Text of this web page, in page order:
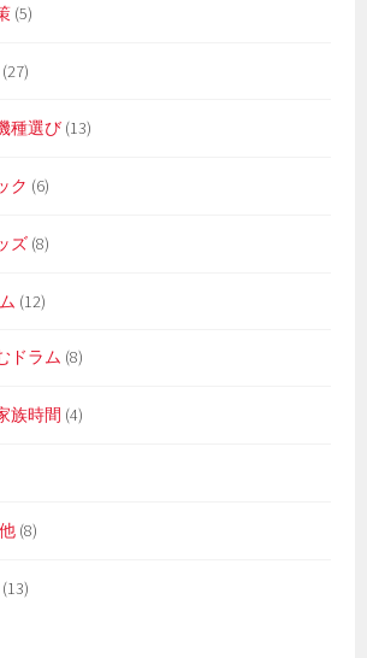
(5)
(27)
種選び (13)
ク (6)
ズ (8)
(12)
ドラム (8)
族時間 (4)
(8)
(13)